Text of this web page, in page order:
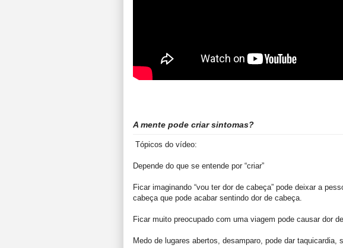
A mente pode criar sintomas?
Tópicos do vídeo:
Depende do que se entende por “criar”
Ficar imaginando “vou ter dor de cabeça” pode deixar a
cabeça que pode acabar sentindo dor de cabeça.
Ficar muito preocupado com uma viagem pode causar dor
Medo de lugares abertos, desamparo, pode dar taquicardia,